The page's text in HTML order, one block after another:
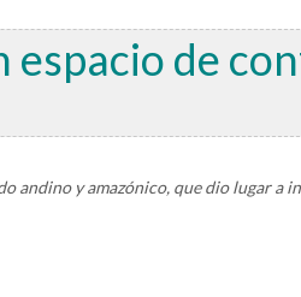
espacio de
andino y amazónico, que dio lugar